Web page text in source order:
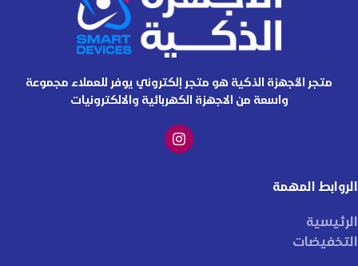
متجر الأجهزة الذكية هو متجر إلكتروني يوفر للعملاء مجموعة
واسعة من الاجهزة الكهربائية والالكترونيات
الروابط المهمة
الرئيسية
التخفيضات